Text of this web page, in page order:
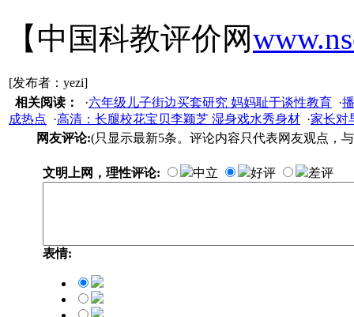
【中国科教评价网
[发布者：yezi]
相关阅读：
·六年级儿子街边买套研究 妈妈耻于谈性教育 ·
成热点 ·高清：长腿校花宝贝李颖芝 湿身戏水秀身材 ·家长对
网友评论:(只显示最新5条。评论内容只代表网友观点，
文明上网，理性评论: 中立 好评 差评
表情: